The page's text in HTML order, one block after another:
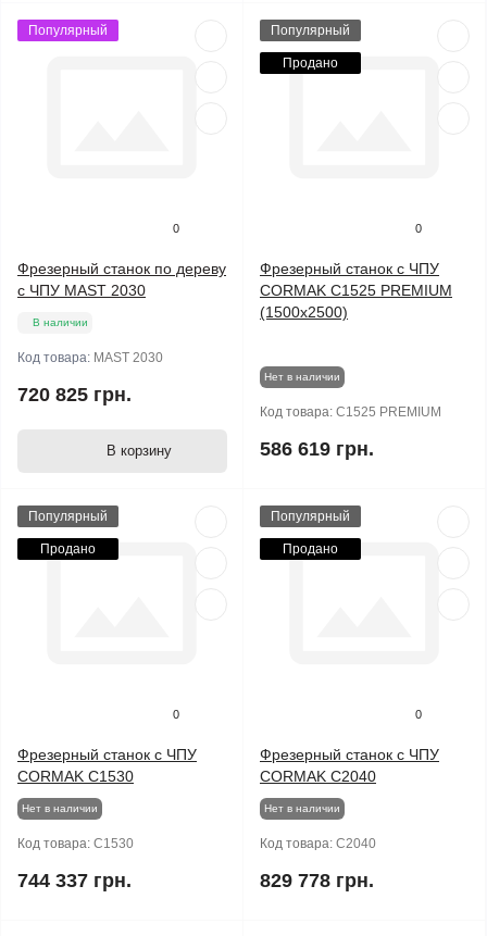
Популярный
0
Фрезерный станок по дереву
с ЧПУ MAST 2030
В наличии
Код товара: MAST 2030
720 825 грн.
В корзину
Популярный
Продано
0
Фрезерный станок с ЧПУ
CORMAK C1525 PREMIUM
(1500x2500)
Нет в наличии
Код товара: C1525 PREMIUM
586 619 грн.
Популярный
Продано
0
Фрезерный станок с ЧПУ
CORMAK C1530
Нет в наличии
Код товара: C1530
744 337 грн.
Популярный
Продано
0
Фрезерный станок с ЧПУ
CORMAK C2040
Нет в наличии
Код товара: C2040
829 778 грн.